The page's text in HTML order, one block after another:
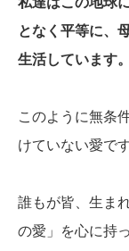
となく平等に、
生活しています。
このように無条
けていない愛です
誰もが皆、生ま
の愛」を心に持